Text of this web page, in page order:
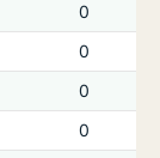
0
0
0
0